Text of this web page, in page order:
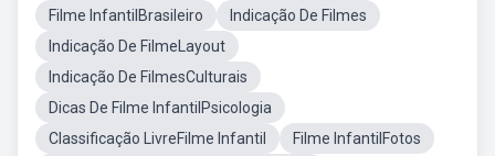
Filme InfantilBrasileiro
Indicação De Filmes
Indicação De FilmeLayout
Indicação De FilmesCulturais
Dicas De Filme InfantilPsicologia
Classificação LivreFilme Infantil
Filme InfantilFotos